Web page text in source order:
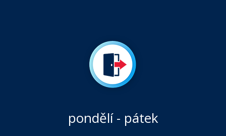
pondělí - pátek